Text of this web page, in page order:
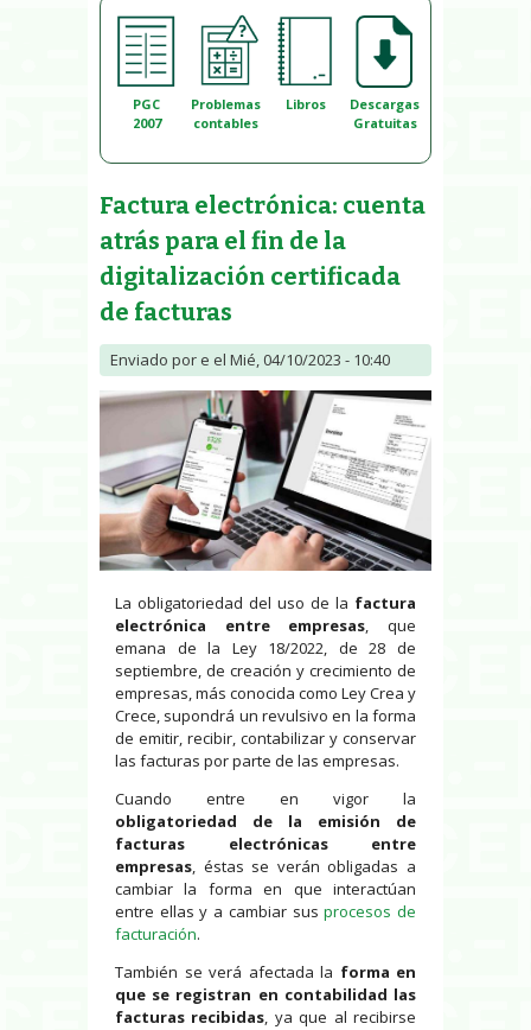
PGC
2007
Problemas
contables
Libros
Descargas
Gratuitas
Factura electrónica: cuenta
atrás para el fin de la
digitalización certificada
de facturas
Enviado por e el Mié, 04/10/2023 - 10:40
La obligatoriedad del uso de la factura
electrónica entre empresas, que
emana de la Ley 18/2022, de 28 de
septiembre, de creación y crecimiento de
empresas, más conocida como Ley Crea y
Crece, supondrá un revulsivo en la forma
de emitir, recibir, contabilizar y conservar
las facturas por parte de las empresas.
Cuando entre en vigor la
obligatoriedad de la emisión de
facturas electrónicas entre
empresas, éstas se verán obligadas a
cambiar la forma en que interactúan
entre ellas y a cambiar susprocesos de
facturación.
También se verá afectada la forma en
que se registran en contabilidad las
facturas recibidas, ya que al recibirse